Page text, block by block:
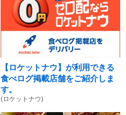
【ロケットナウ】が利用できる
食べログ掲載店舗をご紹介しま
す。
(ロケットナウ)